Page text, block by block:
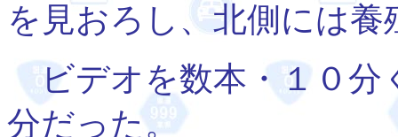
を見おろし、北側には
ビデオを数本・１０分
分だった。